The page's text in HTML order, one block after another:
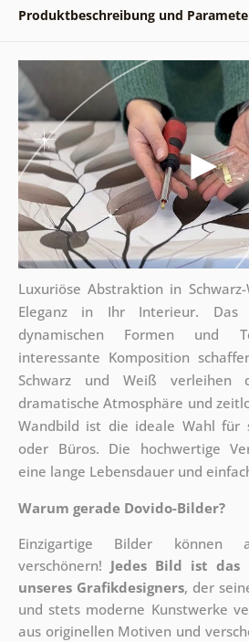
Produktbeschreibung und
Luxuriöse Abstraktion in
Eleganz in Ihr Interieur.
dynamischen Formen und
interessante Komposition
Schwarz und Weiß verleihen
dramatische Atmosphäre und
Wandbild ist die ideale Wahl für
oder Büros. Die hochwertige
eine lange Lebensdauer und
Warum gerade Dovido-Bilder?
Einzigartige Bilder können
verschönern! Jedes Bild ist das
unseres Grafikdesigners, der
und stets moderne Kunstwerke
aus originellen Motiven und